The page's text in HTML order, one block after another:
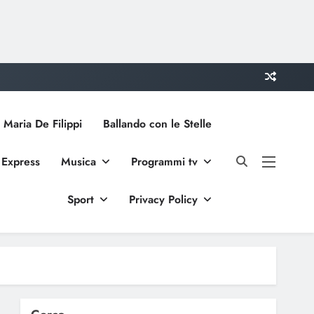
De Filippi Ballando con le Stelle
Musica Programmi tv
Sport Privacy Policy